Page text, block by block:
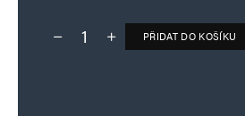
Deník TO – verze bez reklam množství
PŘIDAT DO KOŠÍKU